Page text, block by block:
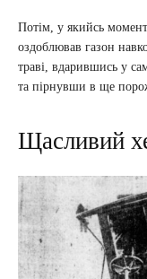
Потім, у якийсь
оздоблював газон
траві, вдарившись у
та пірнувши в ще
Щасливий